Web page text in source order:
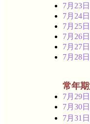
7月23日
7月24日
7月25日
7月26日
7月27日
7月28日
常年
7月29日
7月30日
7月31日